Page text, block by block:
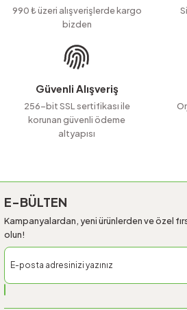
Ürün açıklamasında eksik bilgiler
Ürün bilgilerinde hatalar bulunuyor.
Ürün fiyatı diğer sitelerden daha pahalı.
Bu ürüne benzer farklı alternatifler olmalı.
990 ₺ üzeri alışverişlerde kargo
bizden
Güvenli Alışveriş
256-bit SSL sertifikası ile
korunan güvenli ödeme
altyapısı
E-BÜLTEN
Kampanyalardan, yeni ürünlerden ve özel
olun!